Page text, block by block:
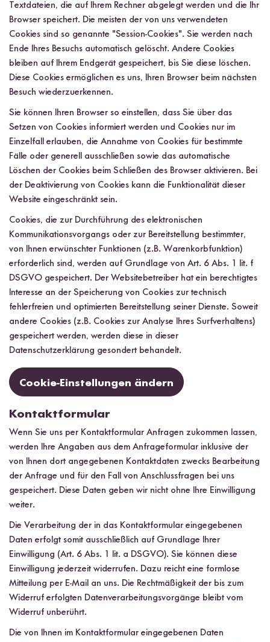
Textdateien, die auf Ihrem Rechner abgelegt werden und die Ihr
Browser speichert. Die meisten der von uns verwendeten
Cookies sind so genannte "Session-Cookies". Sie werden nach
Ende Ihres Besuchs automatisch gelöscht. Andere Cookies
bleiben auf Ihrem Endgerät gespeichert, bis Sie diese löschen.
Diese Cookies ermöglichen es uns, Ihren Browser beim nächsten
Besuch wiederzuerkennen.
Sie können Ihren Browser so einstellen, dass Sie über das
Setzen von Cookies informiert werden und Cookies nur im
Einzelfall erlauben, die Annahme von Cookies für bestimmte
Fälle oder generell ausschließen sowie das automatische
Löschen der Cookies beim Schließen des Browser aktivieren. Bei
der Deaktivierung von Cookies kann die Funktionalität dieser
Website eingeschränkt sein.
Cookies, die zur Durchführung des elektronischen
Kommunikationsvorgangs oder zur Bereitstellung bestimmter,
von Ihnen erwünschter Funktionen (z.B. Warenkorbfunktion)
erforderlich sind, werden auf Grundlage von Art. 6 Abs. 1 lit. f
DSGVO gespeichert. Der Websitebetreiber hat ein berechtigtes
Interesse an der Speicherung von Cookies zur technisch
fehlerfreien und optimierten Bereitstellung seiner Dienste. Soweit
andere Cookies (z.B. Cookies zur Analyse Ihres Surfverhaltens)
gespeichert werden, werden diese in dieser
Datenschutzerklärung gesondert behandelt.
Cookie-Einstellungen ändern
Kontaktformular
Wenn Sie uns per Kontaktformular Anfragen zukommen lassen,
werden Ihre Angaben aus dem Anfrageformular inklusive der
von Ihnen dort angegebenen Kontaktdaten zwecks Bearbeitung
der Anfrage und für den Fall von Anschlussfragen bei uns
gespeichert. Diese Daten geben wir nicht ohne Ihre Einwilligung
weiter.
Die Verarbeitung der in das Kontaktformular eingegebenen
Daten erfolgt somit ausschließlich auf Grundlage Ihrer
Einwilligung (Art. 6 Abs. 1 lit. a DSGVO). Sie können diese
Einwilligung jederzeit widerrufen. Dazu reicht eine formlose
Mitteilung per E-Mail an uns. Die Rechtmäßigkeit der bis zum
Widerruf erfolgten Datenverarbeitungsvorgänge bleibt vom
Widerruf unberührt.
Die von Ihnen im Kontaktformular eingegebenen Daten